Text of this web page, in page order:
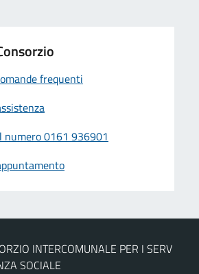
frequenti
numero 0161 936901
INTERCOMUNALE PER I SERV
SOCIALE